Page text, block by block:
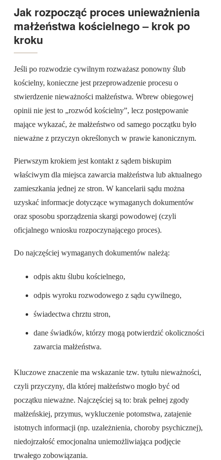
Jak rozpocząć proces unieważnienia
małżeństwa kościelnego – krok po
kroku
Jeśli po rozwodzie cywilnym rozważasz ponowny ślub
kościelny, konieczne jest przeprowadzenie procesu o
stwierdzenie nieważności małżeństwa. Wbrew obiegowej
opinii nie jest to „rozwód kościelny”, lecz postępowanie
mające wykazać, że małżeństwo od samego początku było
nieważne z przyczyn określonych w prawie kanonicznym.
Pierwszym krokiem jest kontakt z sądem biskupim
właściwym dla miejsca zawarcia małżeństwa lub aktualnego
zamieszkania jednej ze stron. W kancelarii sądu można
uzyskać informacje dotyczące wymaganych dokumentów
oraz sposobu sporządzenia skargi powodowej (czyli
oficjalnego wniosku rozpoczynającego proces).
Do najczęściej wymaganych dokumentów należą:
odpis aktu ślubu kościelnego,
odpis wyroku rozwodowego z sądu cywilnego,
świadectwa chrztu stron,
dane świadków, którzy mogą potwierdzić okoliczności
zawarcia małżeństwa.
Kluczowe znaczenie ma wskazanie tzw. tytułu nieważności,
czyli przyczyny, dla której małżeństwo mogło być od
początku nieważne. Najczęściej są to: brak pełnej zgody
małżeńskiej, przymus, wykluczenie potomstwa, zatajenie
istotnych informacji (np. uzależnienia, choroby psychicznej),
niedojrzałość emocjonalna uniemożliwiająca podjęcie
trwałego zobowiązania.